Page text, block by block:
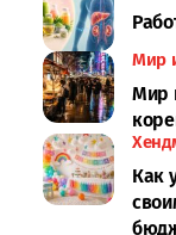
Мир
Мир
Как